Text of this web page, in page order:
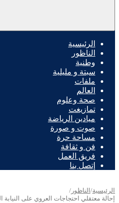
الرئيسية
الناظور
وطنية
سبتة و مليلية
ملفات
العالم
صحة وعلوم
تمازيغت
ميادين الرياضة
صوت و صورة
مساحة حرة
فن و ثقافة
فريق العمل
إتصل بنا
الرئيسية/ الناظور /
إحالة معتقلي احتجاجات العروي على النيابة